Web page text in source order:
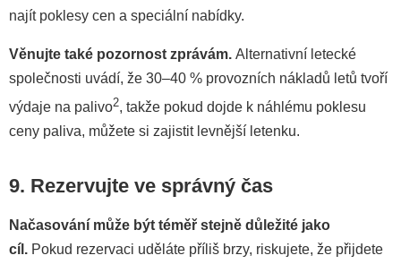
najít poklesy cen a speciální nabídky.
Věnujte také pozornost zprávám. Alternativní letecké
společnosti uvádí, že 30–40 % provozních nákladů letů tvoří
výdaje na palivo2, takže pokud dojde k náhlému poklesu
ceny paliva, můžete si zajistit levnější letenku.
9. Rezervujte ve správný čas
Načasování může být téměř stejně důležité jako
cíl. Pokud rezervaci uděláte příliš brzy, riskujete, že přijdete